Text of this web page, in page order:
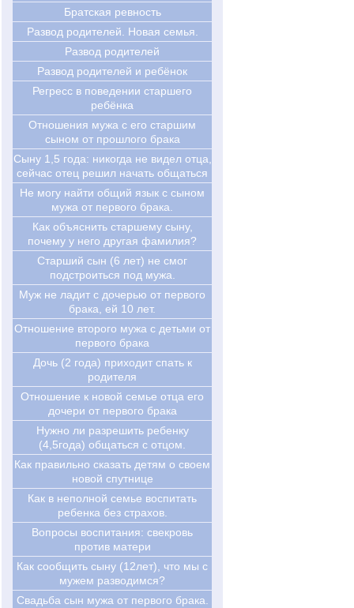
Братская ревность
Развод родителей. Новая семья.
Развод родителей
Развод родителей и ребёнок
Регресс в поведении старшего
ребёнка
Отношения мужа с его старшим
сыном от прошлого брака
Cыну 1,5 года: никогда не видел отца,
сейчас отец решил начать общаться
Не могу найти общий язык с сыном
мужа от первого брака.
Как объяснить старшему сыну,
почему у него другая фамилия?
Старший сын (6 лет) не смог
подстроиться под мужа.
Муж не ладит с дочерью от первого
брака, ей 10 лет.
Отношение второго мужа с детьми от
первого брака
Дочь (2 года) приходит спать к
родителя
Отношение к новой семье отца его
дочери от первого брака
Нужно ли разрешить ребенку
(4,5года) общаться с отцом.
Как правильно сказать детям о своем
новой спутнице
Как в неполной семье воспитать
ребенка без страхов.
Вопросы воспитания: свекровь
против матери
Как сообщить сыну (12лет), что мы с
мужем разводимся?
Свадьба сын мужа от первого брака.